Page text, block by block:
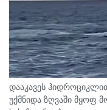
დააკავეს
უქმნიდა ზღვაში მყოფ